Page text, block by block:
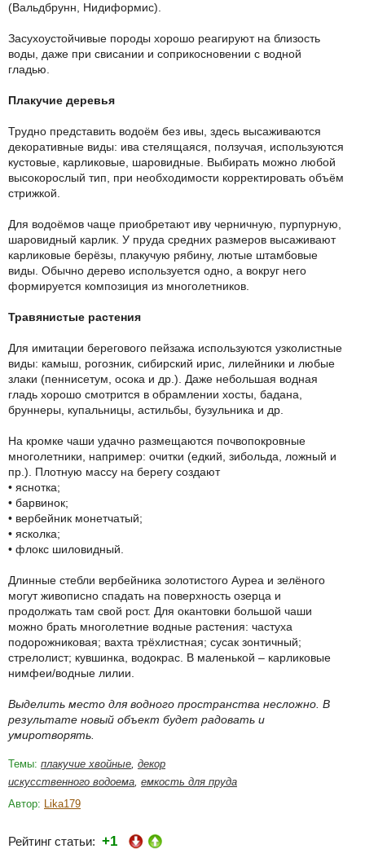
(Вальдбрунн, Нидиформис).
Засухоустойчивые породы хорошо реагируют на близость
воды, даже при свисании и соприкосновении с водной
гладью.
Плакучие деревья
Трудно представить водоём без ивы, здесь высаживаются
декоративные виды: ива стелящаяся, ползучая, используются
кустовые, карликовые, шаровидные. Выбирать можно любой
высокорослый тип, при необходимости корректировать объём
стрижкой.
Для водоёмов чаще приобретают иву черничную, пурпурную,
шаровидный карлик. У пруда средних размеров высаживают
карликовые берёзы, плакучую рябину, лютые штамбовые
виды. Обычно дерево используется одно, а вокруг него
формируется композиция из многолетников.
Травянистые растения
Для имитации берегового пейзажа используются узколистные
виды: камыш, рогозник, сибирский ирис, лилейники и любые
злаки (пеннисетум, осока и др.). Даже небольшая водная
гладь хорошо смотрится в обрамлении хосты, бадана,
бруннеры, купальницы, астильбы, бузульника и др.
На кромке чаши удачно размещаются почвопокровные
многолетники, например: очитки (едкий, зибольда, ложный и
пр.). Плотную массу на берегу создают
• яснотка;
• барвинок;
• вербейник монетчатый;
• ясколка;
• флокс шиловидный.
Длинные стебли вербейника золотистого Ауреа и зелёного
могут живописно спадать на поверхность озерца и
продолжать там свой рост. Для окантовки большой чаши
можно брать многолетние водные растения: частуха
подорожниковая; вахта трёхлистная; сусак зонтичный;
стрелолист; кувшинка, водокрас. В маленькой – карликовые
нимфеи/водные лилии.
Выделить место для водного пространства несложно. В
результате новый объект будет радовать и
умиротворять.
Темы: плакучие хвойные, декор
искусственного водоема, емкость для пруда
Автор: Lika179
Рейтинг статьи: +1